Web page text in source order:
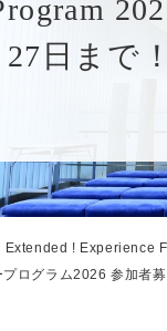
日まで！
! Experience
ログラム2026 参加者